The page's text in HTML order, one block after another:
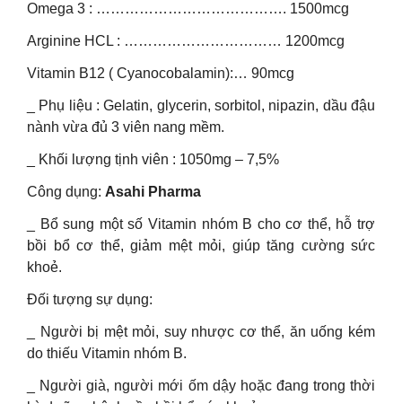
Omega 3 : …………………………………. 1500mcg
Arginine HCL : …………………………… 1200mcg
Vitamin B12 ( Cyanocobalamin):… 90mcg
_ Phụ liệu : Gelatin, glycerin, sorbitol, nipazin, dầu đậu
nành vừa đủ 3 viên nang mềm.
_ Khối lượng tịnh viên : 1050mg – 7,5%
Công dụng: Asahi Pharma
_ Bổ sung một số Vitamin nhóm B cho cơ thể, hỗ trợ
bồi bổ cơ thể, giảm mệt mỏi, giúp tăng cường sức
khoẻ.
Đối tượng sự dụng:
_ Người bị mệt mỏi, suy nhược cơ thể, ăn uống kém
do thiếu Vitamin nhóm B.
_ Người già, người mới ốm dậy hoặc đang trong thời